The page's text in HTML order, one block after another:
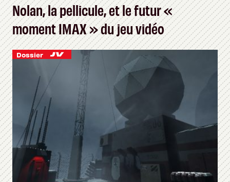
Nolan, la pellicule, et le futur «
moment IMAX » du jeu vidéo
Dossier